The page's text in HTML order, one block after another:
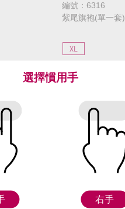
編號：6316
紫尾旗袍(單一套)
XL
$392
門市價 $490
選擇慣用手
右手